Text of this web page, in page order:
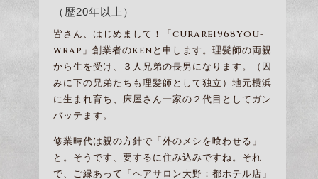
（歴20年以上）
皆さん、はじめまして！「curare1968you-
wrap」創業者のkenと申します。理髪師の両親
から生を受け、３人兄弟の長男になります。（因
みに下の兄弟たちも理髪師として独立）地元横浜
に生まれ育ち、床屋さん一家の２代目としてガン
バッテます。
修業時代は親の方針で「外のメシを喰わせる」
と。そうです、要するに住み込みですね。それ
で、ご縁あって「ヘアサロン大野：都ホテル店」